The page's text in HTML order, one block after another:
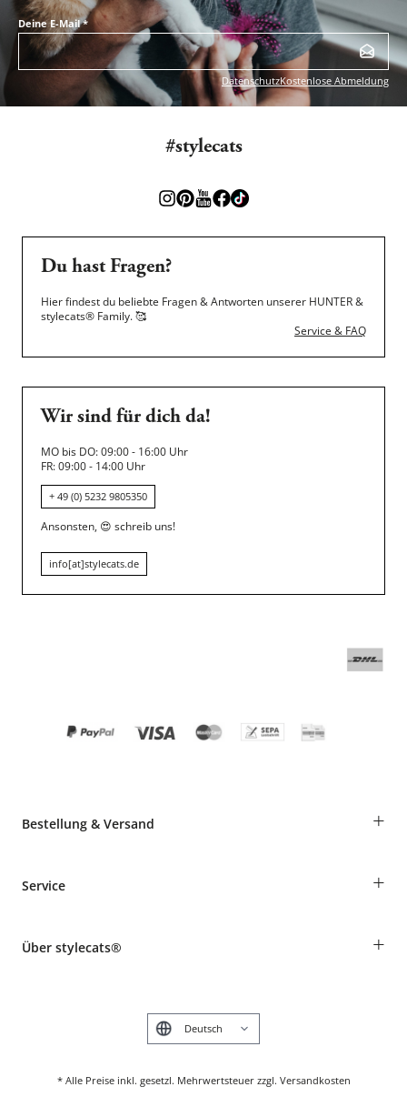
Deine E-Mail*
DatenschutzKostenlose Abmeldung
#stylecats
Du hast Fragen?
Hier findest du beliebte Fragen & Antworten unserer HUNTER &
stylecats® Family.🥰
Service & FAQ
Wir sind für dich da!
MO bis DO: 09:00 - 16:00 Uhr
FR: 09:00 - 14:00 Uhr
+ 49 (0) 5232 9805350
Ansonsten, 😍 schreib uns!
info[at]stylecats.de
Bestellung & Versand +
Informationen zur Lieferung
Produkte reklamieren und zurücksenden
Service +
Tierkrankenversicherung
Über stylecats® +
* Alle Preise inkl. gesetzl. Mehrwertsteuer zzgl. Versandkosten
English